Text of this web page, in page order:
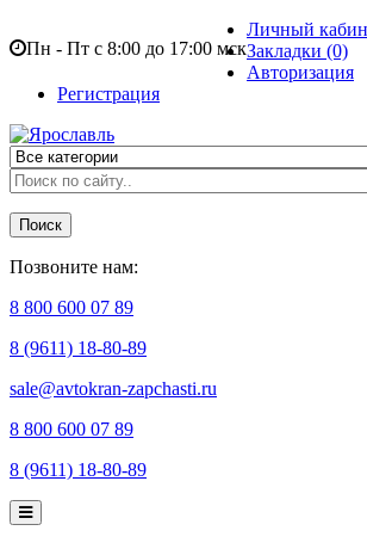
Пн - Пт с 8:00 до 17:00 мск
Личный
Закладки (0)
Авторизация
Регистрация
Поиск
Позвоните нам:
8 800 600 07 89
8 (9611) 18-80-89
sale@avtokran-zapchasti.ru
8 800 600 07 89
8 (9611) 18-80-89